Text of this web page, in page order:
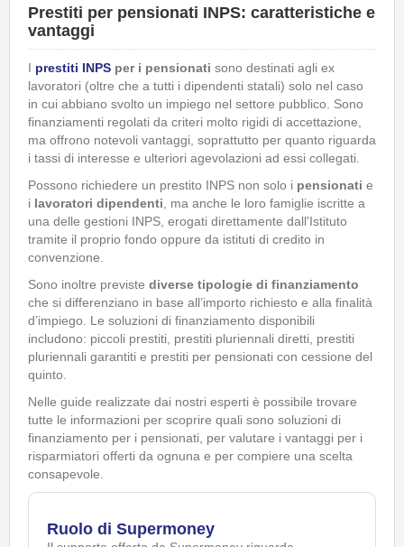
Prestiti per pensionati INPS: caratteristiche e
vantaggi
I prestiti INPS per i pensionati sono destinati agli ex
lavoratori (oltre che a tutti i dipendenti statali) solo nel caso
in cui abbiano svolto un impiego nel settore pubblico. Sono
finanziamenti regolati da criteri molto rigidi di accettazione,
ma offrono notevoli vantaggi, soprattutto per quanto riguarda
i tassi di interesse e ulteriori agevolazioni ad essi collegati.
Possono richiedere un prestito INPS non solo i pensionati e
i lavoratori dipendenti , ma anche le loro famiglie iscritte a
una delle gestioni INPS, erogati direttamente dall'Istituto
tramite il proprio fondo oppure da istituti di credito in
convenzione.
Sono inoltre previste diverse tipologie di finanziamento
che si differenziano in base all’importo richiesto e alla finalità
d’impiego. Le soluzioni di finanziamento disponibili
includono: piccoli prestiti, prestiti pluriennali diretti, prestiti
pluriennali garantiti e prestiti per pensionati con cessione del
quinto.
Nelle guide realizzate dai nostri esperti è possibile trovare
tutte le informazioni per scoprire quali sono soluzioni di
finanziamento per i pensionati, per valutare i vantaggi per i
risparmiatori offerti da ognuna e per compiere una scelta
consapevole.
Ruolo di Supermoney